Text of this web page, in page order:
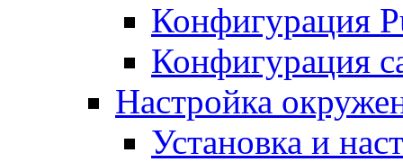
Конфигурация
Конфигурация
Настройка
Установка и